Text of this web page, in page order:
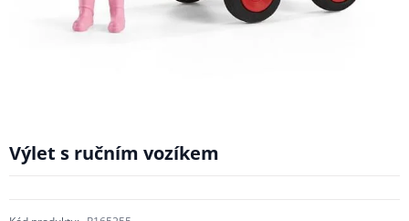
Výlet s ručním vozíkem